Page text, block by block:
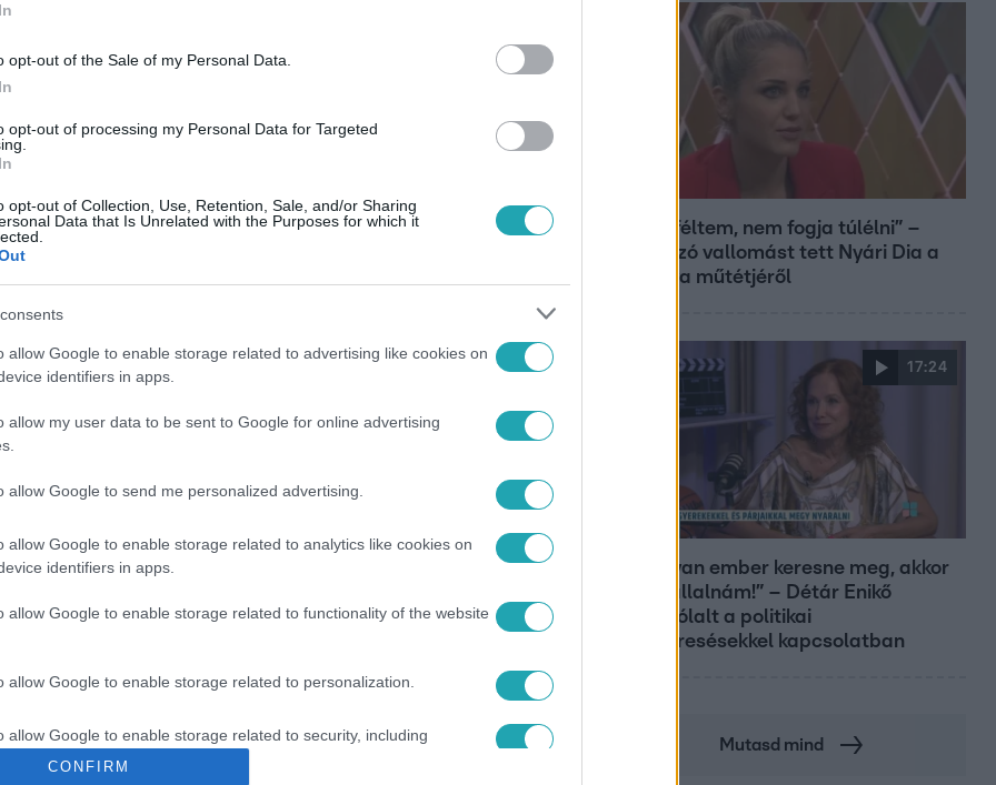
opt-out of the Sale of my Personal Data.
opt-out of processing my Personal Data for Targeted
opt-out of Collection, Use, Retention, Sale, and/or Sharing
Data that Is Unrelated with the Purposes for which it
allow Google to enable storage related to advertising like cookies on
identifiers in apps.
allow my user data to be sent to Google for online advertising
allow Google to send me personalized advertising.
allow Google to enable storage related to analytics like cookies on
identifiers in apps.
allow Google to enable storage related to functionality of the website
allow Google to enable storage related to personalization.
allow Google to enable storage related to security, including
functionality and fraud prevention, and other user protection.
CONFIRM
novemberben súlyosan megsérült
ötmilliót balesete óta.
legyen a Google-találatokban!
#VIDNYÁNSZKY ATTILA #HAZUGSÁG
„Attól féltem, nem fogja túlélni” –
megrázó vallomást tett Nyári Dia a
kislánya műtétjéről
17:24
„Ha olyan ember keresne meg, akkor
sem vállalnám!” – Détár Enikő
megszólalt a politikai
megkeresésekkel kapcsolatban
Mutasd mind